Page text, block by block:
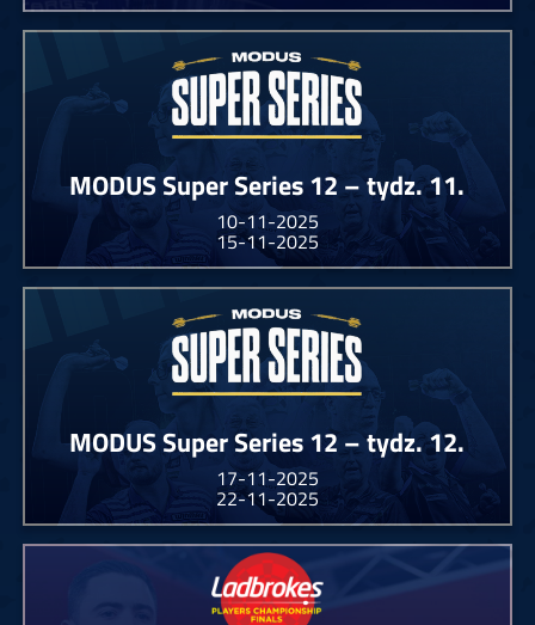
MODUS Super Series 12 – tydz. 11.
10-11-2025
15-11-2025
MODUS Super Series 12 – tydz. 12.
17-11-2025
22-11-2025